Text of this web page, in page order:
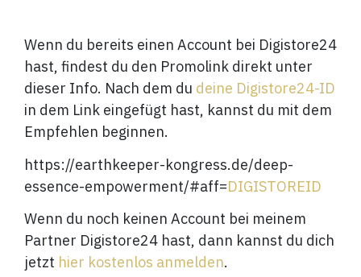
Wenn du bereits einen Account bei Digistore24
hast, findest du den Promolink direkt unter
dieser Info. Nach dem du deine Digistore24-ID
in dem Link eingefügt hast, kannst du mit dem
Empfehlen beginnen.
https://earthkeeper-kongress.de/deep-
essence-empowerment/#aff=DIGISTOREID
Wenn du noch keinen Account bei meinem
Partner Digistore24 hast, dann kannst du dich
jetzt hier kostenlos anmelden.